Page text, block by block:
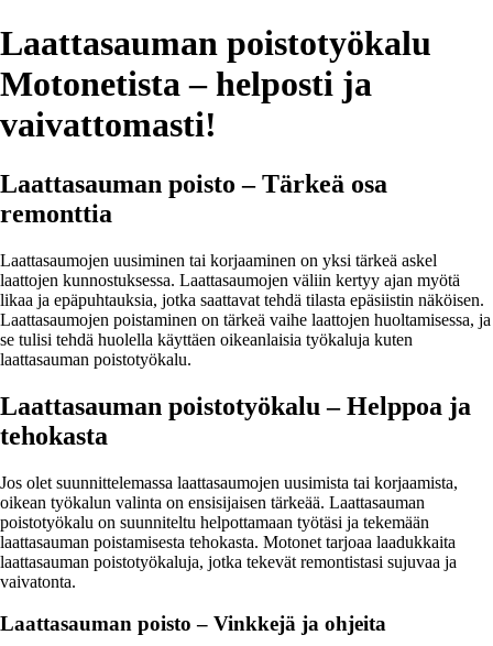
Laattasauman poistotyökalu
Motonetista – helposti ja
vaivattomasti!
Laattasauman poisto – Tärkeä osa
remonttia
Laattasaumojen uusiminen tai korjaaminen on yksi tärkeä askel
laattojen kunnostuksessa. Laattasaumojen väliin kertyy ajan myötä
likaa ja epäpuhtauksia, jotka saattavat tehdä tilasta epäsiistin näköisen.
Laattasaumojen poistaminen on tärkeä vaihe laattojen huoltamisessa, ja
se tulisi tehdä huolella käyttäen oikeanlaisia työkaluja kuten
laattasauman poistotyökalu.
Laattasauman poistotyökalu – Helppoa ja
tehokasta
Jos olet suunnittelemassa laattasaumojen uusimista tai korjaamista,
oikean työkalun valinta on ensisijaisen tärkeää. Laattasauman
poistotyökalu on suunniteltu helpottamaan työtäsi ja tekemään
laattasauman poistamisesta tehokasta. Motonet tarjoaa laadukkaita
laattasauman poistotyökaluja, jotka tekevät remontistasi sujuvaa ja
vaivatonta.
Laattasauman poisto – Vinkkejä ja ohjeita